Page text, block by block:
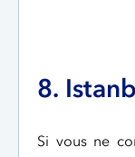
8.
Si vous ne